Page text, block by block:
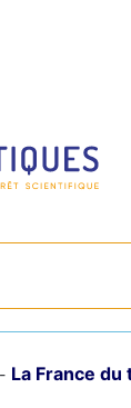
La France du